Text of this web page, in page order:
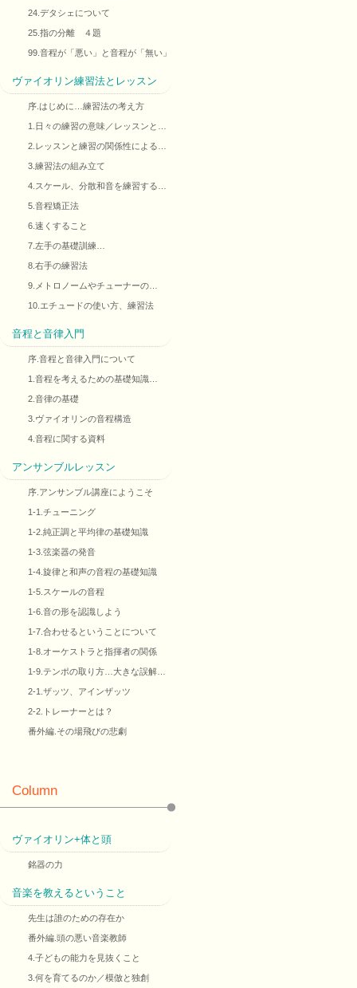
24.デタシェについて
25.指の分離 ４題
99.音程が「悪い」と音程が「無い」
ヴァイオリン練習法とレッスン
序.はじめに…練習法の考え方
1.日々の練習の意味／レッスンと…
2.レッスンと練習の関係性による…
3.練習法の組み立て
4.スケール、分散和音を練習する…
5.音程矯正法
6.速くすること
7.左手の基礎訓練…
8.右手の練習法
9.メトロノームやチューナーの…
10.エチュードの使い方、練習法
音程と音律入門
序.音程と音律入門について
1.音程を考えるための基礎知識…
2.音律の基礎
3.ヴァイオリンの音程構造
4.音程に関する資料
アンサンブルレッスン
序.アンサンブル講座にようこそ
1-1.チューニング
1-2.純正調と平均律の基礎知識
1-3.弦楽器の発音
1-4.旋律と和声の音程の基礎知識
1-5.スケールの音程
1-6.音の形を認識しよう
1-7.合わせるということについて
1-8.オーケストラと指揮者の関係
1-9.テンポの取り方…大きな誤解…
2-1.ザッツ、アインザッツ
2-2.トレーナーとは？
番外編.その場飛びの悲劇
Column
ヴァイオリン+体と頭
銘器の力
音楽を教えるということ
先生は誰のための存在か
番外編.頭の悪い音楽教師
4.子どもの能力を見抜くこと
3.何を育てるのか／模倣と独創